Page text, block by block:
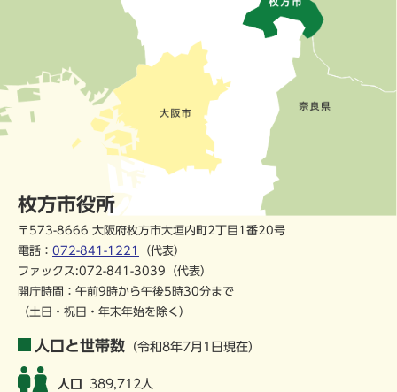
枚方市役所
〒573-8666 大阪府枚方市大垣内町2丁目1番20号
電話： 072-841-1221
（代表）
ファックス:072-841-3039（代表）
開庁時間：午前9時から午後5時30分まで
（土日・祝日・年末年始を除く）
人口と世帯数 （令和8年7月1日現在）
人口 389,712人